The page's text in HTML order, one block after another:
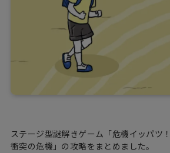
ステージ型謎解きゲーム「危機イッパツ
衝突の危機」の攻略をまとめました。